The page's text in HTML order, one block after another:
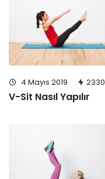
4 Mayıs 2019 2330
V-Sit Nasıl Yapılır